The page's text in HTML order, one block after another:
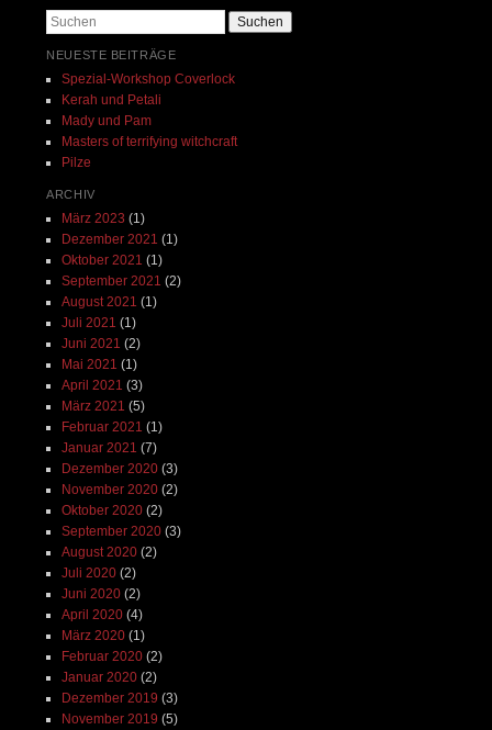
Suchen
NEUESTE BEITRÄGE
Spezial-Workshop Coverlock
Kerah und Petali
Mady und Pam
Masters of terrifying witchcraft
Pilze
ARCHIV
März 2023 (1)
Dezember 2021 (1)
Oktober 2021 (1)
September 2021 (2)
August 2021 (1)
Juli 2021 (1)
Juni 2021 (2)
Mai 2021 (1)
April 2021 (3)
März 2021 (5)
Februar 2021 (1)
Januar 2021 (7)
Dezember 2020(3)
November 2020(2)
Oktober 2020(2)
September 2020(3)
August 2020(2)
Juli 2020(2)
Juni 2020(2)
April 2020(4)
März 2020(1)
Februar 2020(2)
Januar 2020(2)
Dezember 2019 (3)
November 2019 (5)